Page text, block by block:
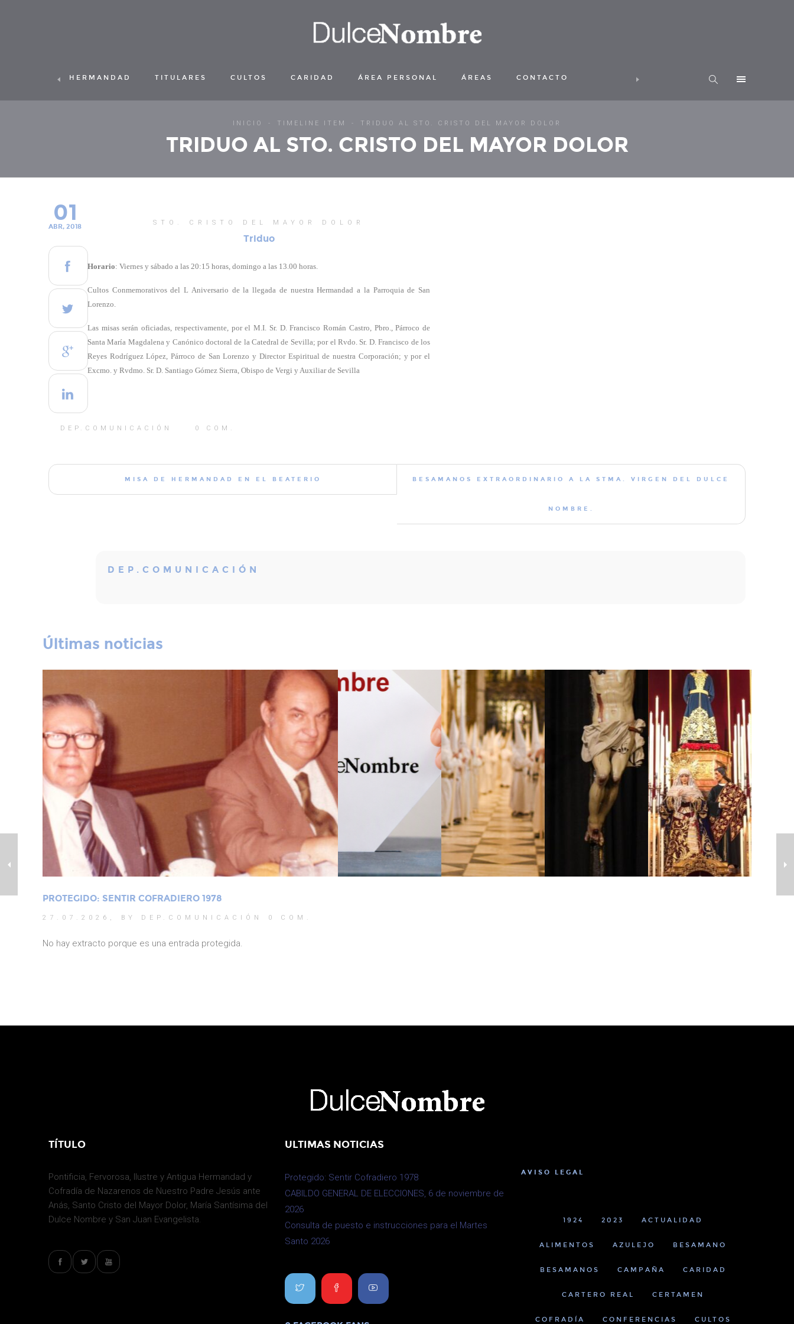
HERMANDAD TITULARES CULTOS CARIDAD ÁREA PERSONAL ÁREAS CONTACTO
INICIO TIMELINE ITEM TRIDUO AL STO. CRISTO DEL MAYOR DOLOR
TRIDUO AL STO. CRISTO DEL MAYOR DOLOR
01
ABR, 2018
STO. CRISTO DEL MAYOR DOLOR
Triduo
Horario: Viernes y sábado a las 20:15 horas, domingo a las 13.00 horas.
Cultos Conmemorativos del L Aniversario de la llegada de nuestra Hermandad a la Parroquia de San
Lorenzo.
Las misas serán oficiadas, respectivamente, por el M.I. Sr. D. Francisco Román Castro, Pbro., Párroco de
Santa María Magdalena y Canónico doctoral de la Catedral de Sevilla; por el Rvdo. Sr. D. Francisco de los
Reyes Rodríguez López, Párroco de San Lorenzo y Director Espiritual de nuestra Corporación; y por el
Excmo. y Rvdmo. Sr. D. Santiago Gómez Sierra, Obispo de Vergi y Auxiliar de Sevilla
DEP.COMUNICACIÓN 0 COM.
MISA DE HERMANDAD EN EL BEATERIO BESAMANOS EXTRAORDINARIO A LA STMA. VIRGEN DEL DULCE
NOMBRE.
DEP.COMUNICACIÓN
Últimas noticias
PROTEGIDO: SENTIR COFRADIERO 1978
27.07.2026, BY DEP.COMUNICACIÓN 0 COM.
No hay extracto porque es una entrada protegida.
TÍTULO
Pontificia, Fervorosa, Ilustre y Antigua Hermandad y
Cofradía de Nazarenos de Nuestro Padre Jesús ante
Anás, Santo Cristo del Mayor Dolor, María Santísima del
Dulce Nombre y San Juan Evangelista.
ULTIMAS NOTICIAS
Protegido: Sentir Cofradiero 1978
CABILDO GENERAL DE ELECCIONES, 6 de noviembre de
2026
Consulta de puesto e instrucciones para el Martes
Santo 2026
AVISO LEGAL
1924 2023 ACTUALIDAD
ALIMENTOS AZULEJO BESAMANO
BESAMANOS CAMPAÑA CARIDAD
CARTERO REAL CERTAMEN
COFRADÍA CONFERENCIAS CULTOS